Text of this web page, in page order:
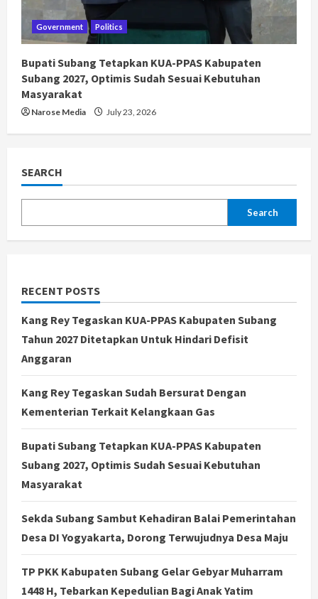
Government Politics
Bupati Subang Tetapkan KUA-PPAS Kabupaten
Subang 2027, Optimis Sudah Sesuai Kebutuhan
Masyarakat
Narose Media July 23, 2026
SEARCH
Search
RECENT POSTS
Kang Rey Tegaskan KUA-PPAS Kabupaten Subang
Tahun 2027 Ditetapkan Untuk Hindari Defisit
Anggaran
Kang Rey Tegaskan Sudah Bersurat Dengan
Kementerian Terkait Kelangkaan Gas
Bupati Subang Tetapkan KUA-PPAS Kabupaten
Subang 2027, Optimis Sudah Sesuai Kebutuhan
Masyarakat
Sekda Subang Sambut Kehadiran Balai Pemerintahan
Desa DI Yogyakarta, Dorong Terwujudnya Desa Maju
TP PKK Kabupaten Subang Gelar Gebyar Muharram
1448 H, Tebarkan Kepedulian Bagi Anak Yatim